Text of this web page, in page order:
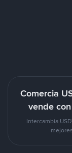
Comercia
vende
Intercambia